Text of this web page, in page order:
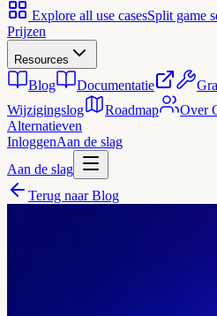
Explore all use casesSplit game
Prijzen
Resources
Blog Documentatie
Wijzigingslog
Roadmap Over
Alternatieven
InloggenAan de slag
Aan de slag
Terug naar Blog